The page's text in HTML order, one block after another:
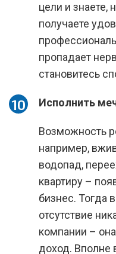
цели и знаете,
получаете
пропадает
становитесь
Исполнить
Возможность
например,
водопад,
квартиру –
бизнес. Тогда
отсутствие
компании –
доход. Вполне